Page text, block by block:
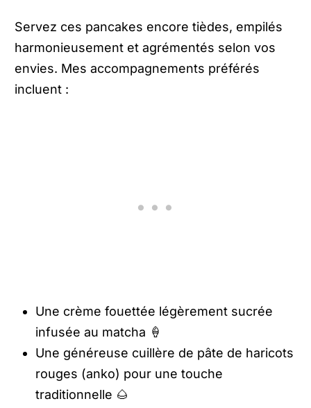
Servez ces pancakes encore tièdes, empilés
harmonieusement et agrémentés selon vos
envies. Mes accompagnements préférés
incluent :
Une crème fouettée légèrement sucrée
infusée au matcha 🍦
Une généreuse cuillère de pâte de haricots
rouges (anko) pour une touche
traditionnelle 🌰